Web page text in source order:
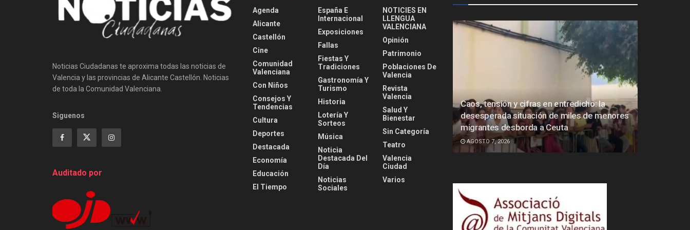
Noticias Ciudadanas te aproxima todas las noticias de
Valencia y las provincias de Alicante Castellón. Noticias
de toda la Comunidad Valenciana.
Siguenos
Auditado por
Agenda
Alicante
Castellón
Cine
Comunidad
Valenciana
Con Niños
Consejos Y
Tendencias
Cultura
Deportes
Destacada
Economía
Educación
El Tiempo
España E
Internacional
Exposiciones
Fallas
Fiestas Y
Tradiciones
Gastronomía Y
Turismo
Historia
Lotería Y
Sorteos
Música
Noticia
Destacada Del
Día
Noticias
Sociales
NOTICIES EN
LLENGUA
VALENCIANA
Opinión
Patrimonio
Poblaciones De
Valencia
Revista
Valencia
Salud Y
Bienestar
Sin Categoría
Teatro
Valencia
Ciudad
Varios
Caos, tensión y cifras en entredicho: la
desesperada situación de miles de menores
migrantes desborda a Ceuta
AGOSTO 7, 2026